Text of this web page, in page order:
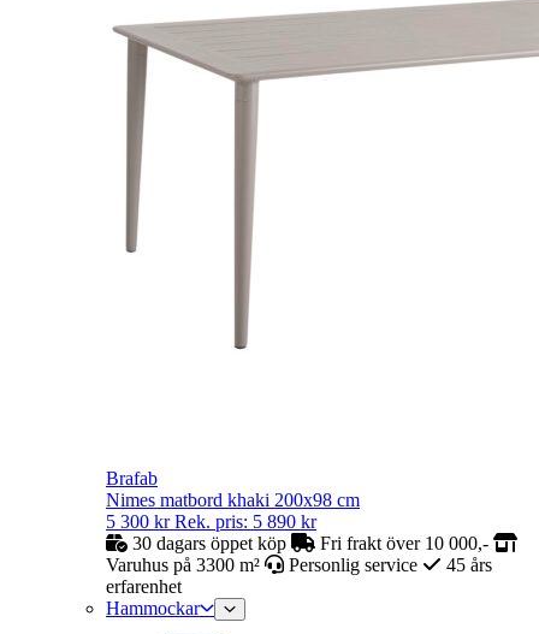
Brafab
Nimes matbord khaki 200x98 cm
5 300 kr Rek. pris: 5 890 kr
30 dagars öppet köp
Fri frakt över 10 000,-
Varuhus på 3300 m²
Personlig service
45 års
erfarenhet
Hammockar